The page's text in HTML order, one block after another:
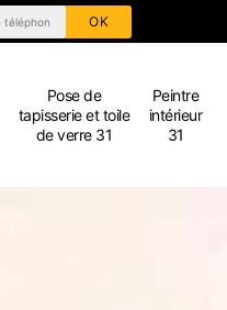
Pose de
tapisserie et toile
de verre 31
Peintre
intérieur
31